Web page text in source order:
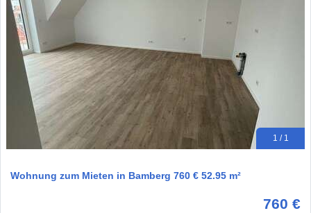
1 / 1
Wohnung zum Mieten in Bamberg 760 € 52.95 m²
760 €